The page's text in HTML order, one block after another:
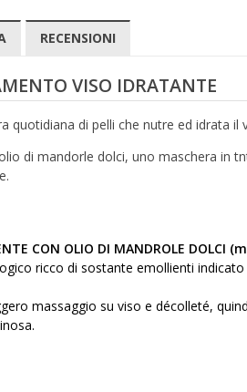
RECENSIONI
VISO IDRATANTE
quotidiana di pelli che nutre ed idrata il
di mandorle dolci, uno maschera in
CON OLIO DI MANDROLE DOLCI
ricco di sostante emollienti
massaggio su viso e décolleté,